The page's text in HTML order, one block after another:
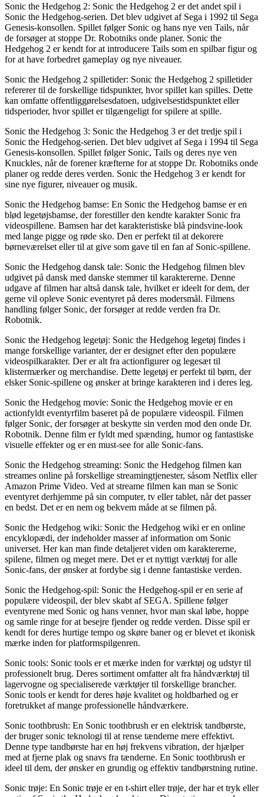
Sonic the Hedgehog 2: Sonic the Hedgehog 2 er det andet spil i
Sonic the Hedgehog-serien. Det blev udgivet af Sega i 1992 til Sega
Genesis-konsollen. Spillet følger Sonic og hans nye ven Tails, når
de forsøger at stoppe Dr. Robotniks onde planer. Sonic the
Hedgehog 2 er kendt for at introducere Tails som en spilbar figur og
for at have forbedret gameplay og nye niveauer.
Sonic the Hedgehog 2 spilletider: Sonic the Hedgehog 2 spilletider
refererer til de forskellige tidspunkter, hvor spillet kan spilles. Dette
kan omfatte offentliggørelsesdatoen, udgivelsestidspunktet eller
tidsperioder, hvor spillet er tilgængeligt for spilere at spille.
Sonic the Hedgehog 3: Sonic the Hedgehog 3 er det tredje spil i
Sonic the Hedgehog-serien. Det blev udgivet af Sega i 1994 til Sega
Genesis-konsollen. Spillet følger Sonic, Tails og deres nye ven
Knuckles, når de forener kræfterne for at stoppe Dr. Robotniks onde
planer og redde deres verden. Sonic the Hedgehog 3 er kendt for
sine nye figurer, niveauer og musik.
Sonic the Hedgehog bamse: En Sonic the Hedgehog bamse er en
blød legetøjsbamse, der forestiller den kendte karakter Sonic fra
videospillene. Bamsen har det karakteristiske blå pindsvine-look
med lange pigge og røde sko. Den er perfekt til at dekorere
børneværelset eller til at give som gave til en fan af Sonic-spillene.
Sonic the Hedgehog dansk tale: Sonic the Hedgehog filmen blev
udgivet på dansk med danske stemmer til karaktererne. Denne
udgave af filmen har altså dansk tale, hvilket er ideelt for dem, der
gerne vil opleve Sonic eventyret på deres modersmål. Filmens
handling følger Sonic, der forsøger at redde verden fra Dr.
Robotnik.
Sonic the Hedgehog legetøj: Sonic the Hedgehog legetøj findes i
mange forskellige varianter, der er designet efter den populære
videospilkarakter. Der er alt fra actionfigurer og legesæt til
klistermærker og merchandise. Dette legetøj er perfekt til børn, der
elsker Sonic-spillene og ønsker at bringe karakteren ind i deres leg.
Sonic the Hedgehog movie: Sonic the Hedgehog movie er en
actionfyldt eventyrfilm baseret på de populære videospil. Filmen
følger Sonic, der forsøger at beskytte sin verden mod den onde Dr.
Robotnik. Denne film er fyldt med spænding, humor og fantastiske
visuelle effekter og er en must-see for alle Sonic-fans.
Sonic the Hedgehog streaming: Sonic the Hedgehog filmen kan
streames online på forskellige streamingtjenester, såsom Netflix eller
Amazon Prime Video. Ved at streame filmen kan man se Sonic
eventyret derhjemme på sin computer, tv eller tablet, når det passer
en bedst. Det er en nem og bekvem måde at se filmen på.
Sonic the Hedgehog wiki: Sonic the Hedgehog wiki er en online
encyklopædi, der indeholder masser af information om Sonic
universet. Her kan man finde detaljeret viden om karaktererne,
spilene, filmen og meget mere. Det er et nyttigt værktøj for alle
Sonic-fans, der ønsker at fordybe sig i denne fantastiske verden.
Sonic the Hedgehog-spil: Sonic the Hedgehog-spil er en serie af
populære videospil, der blev skabt af SEGA. Spillene følger
eventyrene med Sonic og hans venner, hvor man skal løbe, hoppe
og samle ringe for at besejre fjender og redde verden. Disse spil er
kendt for deres hurtige tempo og skøre baner og er blevet et ikonisk
mærke inden for platformspilgenren.
Sonic tools: Sonic tools er et mærke inden for værktøj og udstyr til
professionelt brug. Deres sortiment omfatter alt fra håndværktøj til
lagervogne og specialiserede værktøjer til forskellige brancher.
Sonic tools er kendt for deres høje kvalitet og holdbarhed og er
foretrukket af mange professionelle håndværkere.
Sonic toothbrush: En Sonic toothbrush er en elektrisk tandbørste,
der bruger sonic teknologi til at rense tænderne mere effektivt.
Denne type tandbørste har en høj frekvens vibration, der hjælper
med at fjerne plak og snavs fra tænderne. En Sonic toothbrush er
ideel til dem, der ønsker en grundig og effektiv tandbørstning rutine.
Sonic trøje: En Sonic trøje er en t-shirt eller trøje, der har et tryk eller